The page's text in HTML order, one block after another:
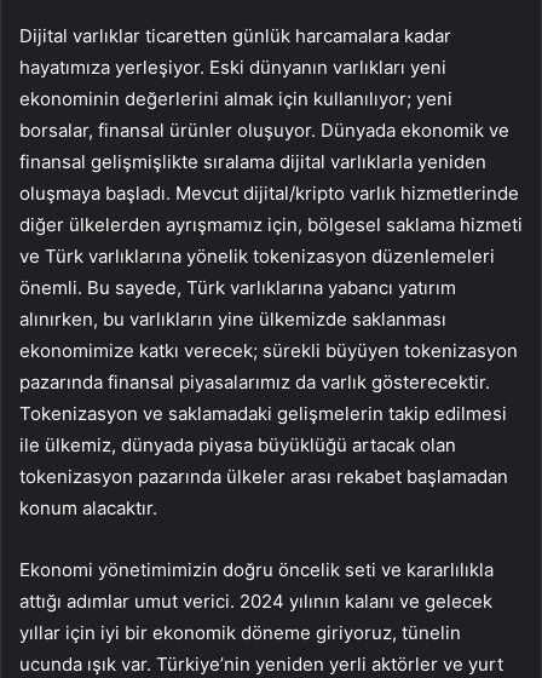
Dijital varlıklar ticaretten günlük harcamalara kadar
hayatımıza yerleşiyor. Eski dünyanın varlıkları yeni
ekonominin değerlerini almak için kullanılıyor; yeni
borsalar, finansal ürünler oluşuyor. Dünyada ekonomik ve
finansal gelişmişlikte sıralama dijital varlıklarla yeniden
oluşmaya başladı. Mevcut dijital/kripto varlık hizmetlerinde
diğer ülkelerden ayrışmamız için, bölgesel saklama hizmeti
ve Türk varlıklarına yönelik tokenizasyon düzenlemeleri
önemli. Bu sayede, Türk varlıklarına yabancı yatırım
alınırken, bu varlıkların yine ülkemizde saklanması
ekonomimize katkı verecek; sürekli büyüyen tokenizasyon
pazarında finansal piyasalarımız da varlık gösterecektir.
Tokenizasyon ve saklamadaki gelişmelerin takip edilmesi
ile ülkemiz, dünyada piyasa büyüklüğü artacak olan
tokenizasyon pazarında ülkeler arası rekabet başlamadan
konum alacaktır.
Ekonomi yönetimimizin doğru öncelik seti ve kararlılıkla
attığı adımlar umut verici. 2024 yılının kalanı ve gelecek
yıllar için iyi bir ekonomik döneme giriyoruz, tünelin
ucunda ışık var. Türkiye’nin yeniden yerli aktörler ve yurt